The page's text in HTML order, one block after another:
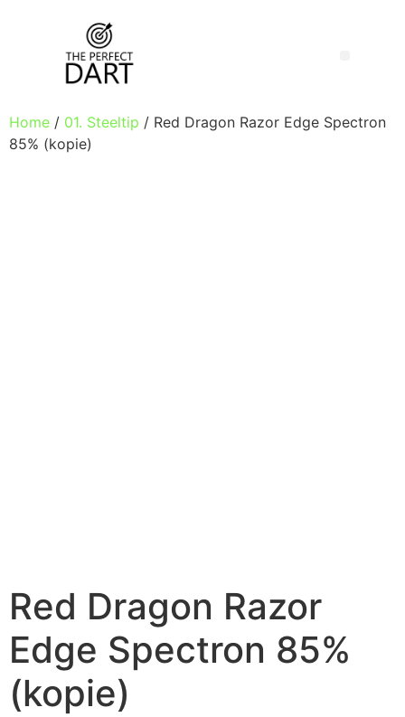
Home / 01. Steeltip / Red Dragon Razor Edge Spectron
85% (kopie)
Red Dragon Razor
Edge Spectron 85%
(kopie)